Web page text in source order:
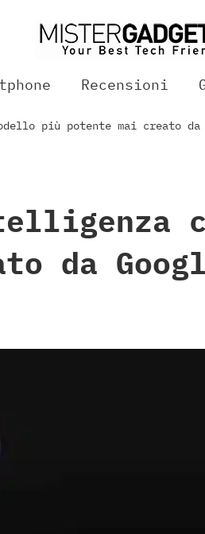
Recensioni
più potente mai creato da
da